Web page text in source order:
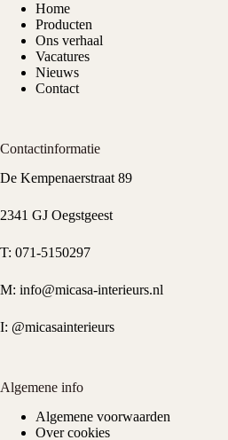
Home
Producten
Ons verhaal
Vacatures
Nieuws
Contact
Contactinformatie
De Kempenaerstraat 89
2341 GJ Oegstgeest
T: 071-5150297
M: info@micasa-interieurs.nl
I: @micasainterieurs
Algemene info
Algemene voorwaarden
Over cookies